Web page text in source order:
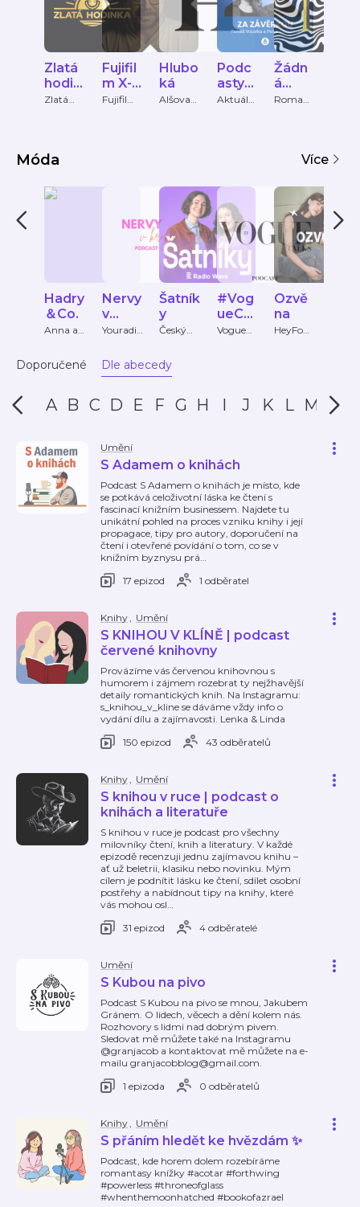
Zlatá
hodin
ka
Zlatá
Fujifil
m X-
Talk
Fujifilm
Hlubo
ká
Alšova
Podc
asty
Za
Aktuáln
Žádn
á
médi
Roman
Móda Více
Hadry
＆Co.
Anna a
Nervy
v
krajce
Youradio
Šatník
y
Český
#Vog
ueCS
Talks
Vogue
Ozvě
na
HeyFom
Doporučené Dle abecedy
A B C D E F G H I J K L M N
Umění
S Adamem o knihách
Podcast S Adamem o knihách je místo, kde
se potkává celoživotní láska ke čtení s
fascinací knižním businessem. Najdete tu
unikátní pohled na proces vzniku knihy i její
propagace, tipy pro autory, doporučení na
čtení i otevřené povídání o tom, co se v
knižním byznysu prá…
17 epizod
1 odběratel
Knihy, Umění
S KNIHOU V KLÍNĚ | podcast
červené knihovny
Provázíme vás červenou knihovnou s
humorem i zájmem rozebrat ty nejžhavější
detaily romantických knih. Na Instagramu:
s_knihou_v_kline se dáváme vždy info o
vydání dílu a zajímavosti. Lenka & Linda
150 epizod
43 odběratelů
Knihy, Umění
S knihou v ruce | podcast o
knihách a literatuře
S knihou v ruce je podcast pro všechny
milovníky čtení, knih a literatury. V každé
epizodě recenzuji jednu zajímavou knihu –
ať už beletrii, klasiku nebo novinku. Mým
cílem je podnítit lásku ke čtení, sdílet osobní
postřehy a nabídnout tipy na knihy, které
vás mohou osl…
31 epizod
4 odběratelé
Umění
S Kubou na pivo
Podcast S Kubou na pivo se mnou, Jakubem
Gránem. O lidech, věcech a dění kolem nás.
Rozhovory s lidmi nad dobrým pivem.
Sledovat mě můžete také na Instagramu
@granjacob a kontaktovat mě můžete na e-
mailu granjacobblog@gmail.com.
1 epizoda
0 odběratelů
Knihy, Umění
S přáním hledět ke hvězdám ✨
Podcast, kde horem dolem rozebíráme
romantasy knížky #acotar #forthwing
#powerless #throneofglass
#whenthemoonhatched #bookofazrael